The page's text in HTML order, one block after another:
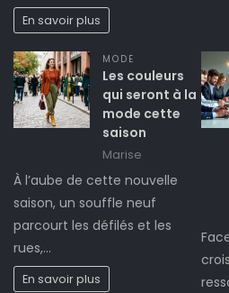
En savoir plus
MODE
Les couleurs
qui seront à la
mode cette
saison
Marise
À l’aube de cette nouvelle
saison, un souffle neuf
parcourt les défilés et les
rues,…
En savoir plus